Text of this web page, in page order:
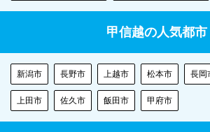
甲信越の人気都市
新潟市 長野市 上越市 松本市 長岡
上田市 佐久市 飯田市 甲府市